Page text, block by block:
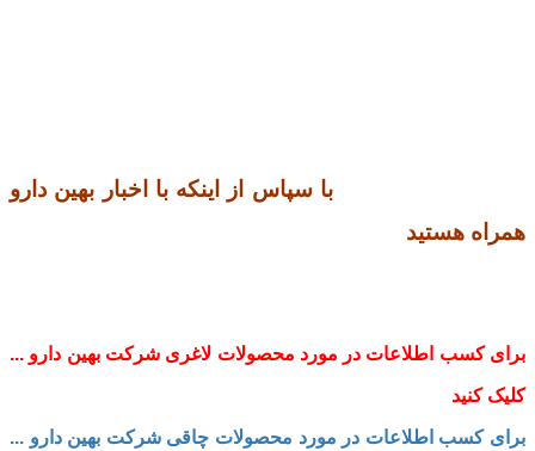
با سپاس از اینکه با اخبار بهین دارو
همراه هستید
برای کسب اطلاعات در مورد محصولات لاغری شرکت بهین دارو ...
کلیک کنید
برای کسب اطلاعات در مورد محصولات چاقی شرکت بهین دارو ...